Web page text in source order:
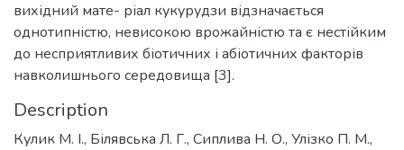
вихідний мате- ріал кукурудзи відзначається
однотипністю, невисокою врожайністю та є нестійким
до несприятливих біотичних і абіотичних факторів
навколишнього середовища [3].
Description
Кулик М. І., Білявська Л. Г., Сиплива Н. О., Улізко П. М.,